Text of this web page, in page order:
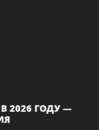
2026 ГОДУ —